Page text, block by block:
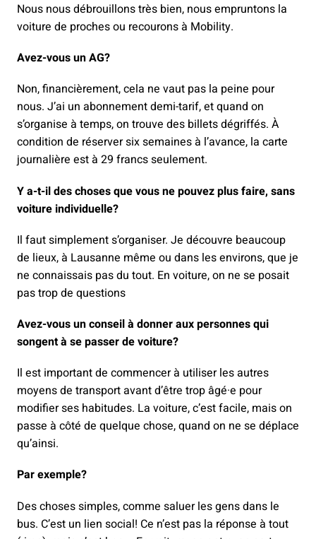
Nous nous débrouillons très bien, nous empruntons la
voiture de proches ou recourons à Mobility.
Avez-vous un AG?
Non, financièrement, cela ne vaut pas la peine pour
nous. J’ai un abonnement demi-tarif, et quand on
s’organise à temps, on trouve des billets dégriffés. À
condition de réserver six semaines à l’avance, la carte
journalière est à 29 francs seulement.
Y a-t-il des choses que vous ne pouvez plus faire, sans
voiture individuelle?
Il faut simplement s’organiser. Je découvre beaucoup
de lieux, à Lausanne même ou dans les environs, que je
ne connaissais pas du tout. En voiture, on ne se posait
pas trop de questions
Avez-vous un conseil à donner aux personnes qui
songent à se passer de voiture?
Il est important de commencer à utiliser les autres
moyens de transport avant d’être trop âgé·e pour
modifier ses habitudes. La voiture, c’est facile, mais on
passe à côté de quelque chose, quand on ne se déplace
qu’ainsi.
Par exemple?
Des choses simples, comme saluer les gens dans le
bus. C’est un lien social! Ce n’est pas la réponse à tout